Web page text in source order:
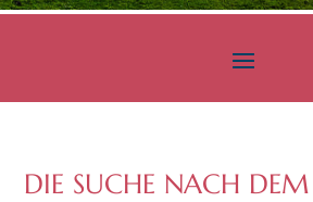
DIE SUCHE NACH DEM